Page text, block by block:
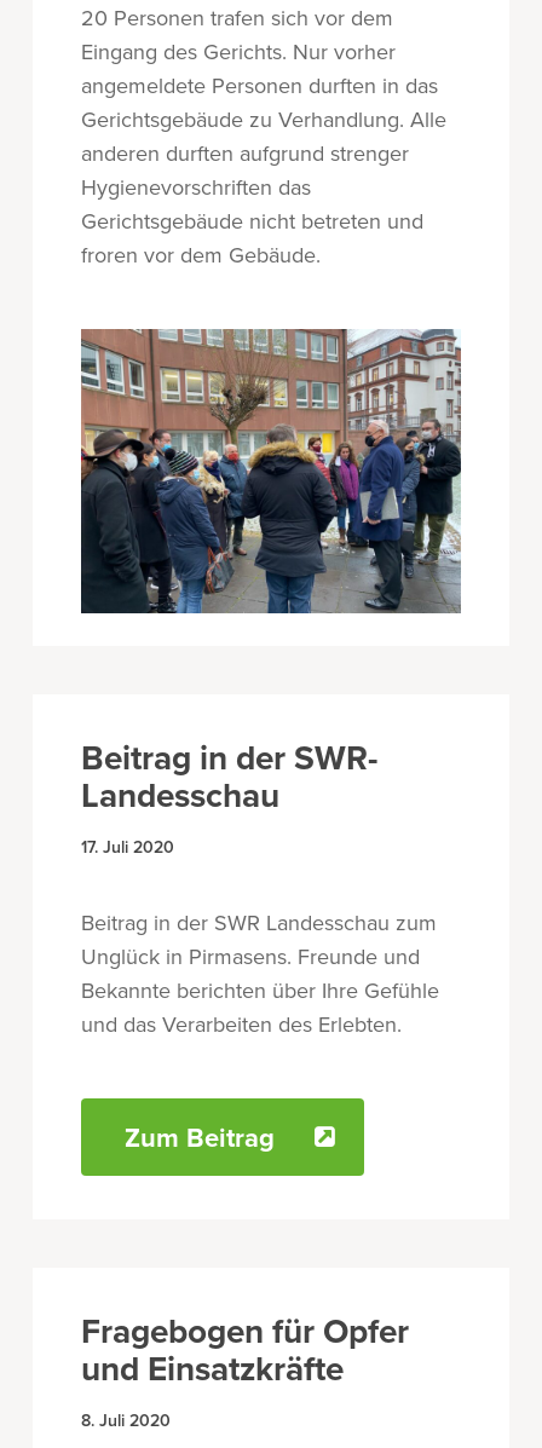
20 Personen trafen sich vor dem
Eingang des Gerichts. Nur vorher
angemeldete Personen durften in das
Gerichtsgebäude zu Verhandlung. Alle
anderen durften aufgrund strenger
Hygienevorschriften das
Gerichtsgebäude nicht betreten und
froren vor dem Gebäude.
Beitrag in der SWR-
Landesschau
17. Juli 2020
Beitrag in der SWR Landesschau zum
Unglück in Pirmasens. Freunde und
Bekannte berichten über Ihre Gefühle
und das Verarbeiten des Erlebten.
Zum Beitrag
Fragebogen für Opfer
und Einsatzkräfte
8. Juli 2020